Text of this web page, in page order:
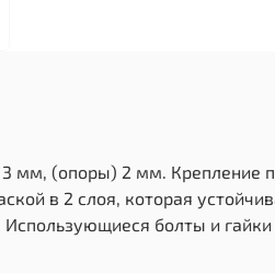
мм, (опоры) 2 мм. Крепление
в 2 слоя, которая
болты и